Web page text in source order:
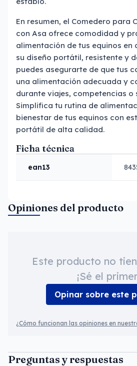
En resumen, el Comedero para
con Asa ofrece comodidad y
alimentación de tus equinos en
su diseño portátil, resistente y
puedes asegurarte de que tus
una alimentación adecuada y
durante viajes, competencias o
Simplifica tu rutina de
bienestar de tus equinos con
portátil de alta calidad.
Ficha técnica
ean13
Opiniones del producto
Este producto no
¡Sé el
Opinar sobre este
¿Cómo funcionan las opiniones en
Preguntas y respuestas